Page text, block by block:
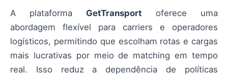
A plataforma GetTransport oferece uma
abordagem flexível para carriers e operadores
logísticos, permitindo que escolham rotas e cargas
mais lucrativas por meio de matching em tempo
real. Isso reduz a dependência de políticas